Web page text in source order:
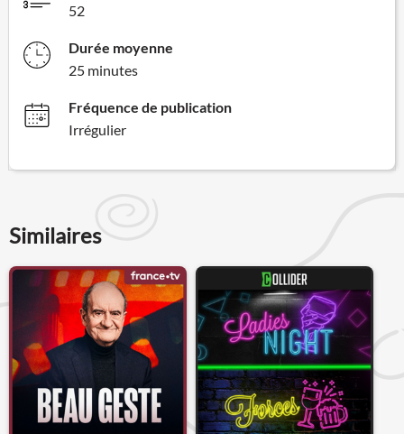
52
Durée moyenne
25 minutes
Fréquence de publication
Irrégulier
Similaires